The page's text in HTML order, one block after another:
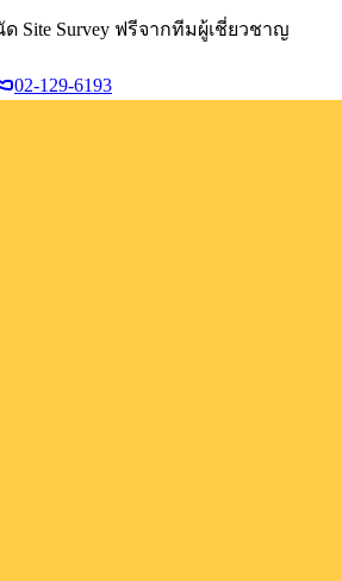
Site Survey ฟรีจากทีมผู้เชี่ยวชาญ
02-129-6193